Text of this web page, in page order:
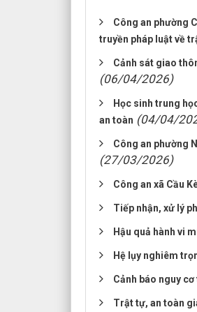
Công an phường
truyền pháp luật về
Cảnh sát giao
(06/04/2026)
Học sinh trung
an toàn (04/04/
Công an phường
(27/03/2026)
Công an xã Cầu
Tiếp nhận, xử lý
Hậu quả hành vi
Hệ lụy nghiêm
Cảnh báo nguy
Trật tự, an toàn